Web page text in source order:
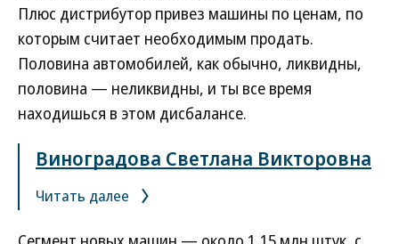
Плюс дистрибутор привез машины по ценам, по
которым считает необходимым продать.
Половина автомобилей, как обычно, ликвидны,
половина — неликвидны, и ты все время
находишься в этом дисбалансе.
Виноградова Светлана Викторовна
Читать далее